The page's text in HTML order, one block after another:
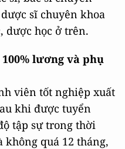
sĩ chuyên khoa
dược học ở trên.
lương và phụ
viên tốt nghiệp xuất
khi được tuyển
tập sự trong thời
quá 12 tháng,